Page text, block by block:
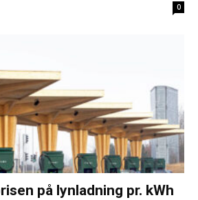
0
på lynladning pr. kWh